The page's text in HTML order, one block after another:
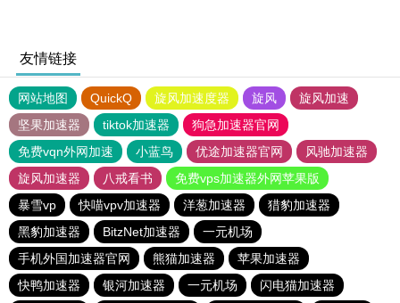
友情链接
网站地图 QuickQ 旋风加速度器 旋风
旋风加速
坚果加速器
tiktok加速器
狗急加速器官网
免费vqn外网加速
小蓝鸟 优途加速器官网
风驰加速器
旋风加速器
八戒看书
免费vps加速器外网苹果版
暴雪vp
快喵vpv加速器 洋葱加速器
猎豹加速器
黑豹加速器
BitzNet加速器
一元机场
手机外国加速器官网
熊猫加速器
苹果加速器
快鸭加速器
银河加速器 一元机场 闪电猫加速器